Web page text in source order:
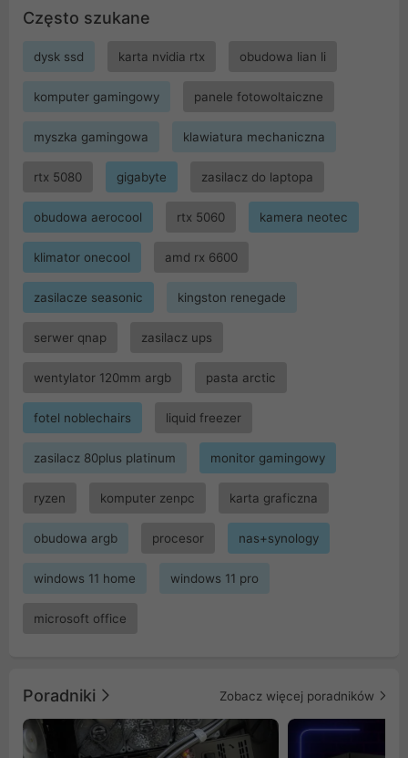
Często szukane
dysk ssd karta nvidia rtx obudowa lian li
komputer gamingowy panele fotowoltaiczne
myszka gamingowa klawiatura mechaniczna
rtx 5080 gigabyte zasilacz do laptopa
obudowa aerocool rtx 5060 kamera neotec
klimator onecool amd rx 6600
zasilacze seasonic kingston renegade
serwer qnap zasilacz ups
wentylator 120mm argb pasta arctic
fotel noblechairs liquid freezer
zasilacz 80plus platinum monitor gamingowy
ryzen komputer zenpc karta graficzna
obudowa argb procesor nas+synology
windows 11 home windows 11 pro
microsoft office
Poradniki Zobacz więcej poradników